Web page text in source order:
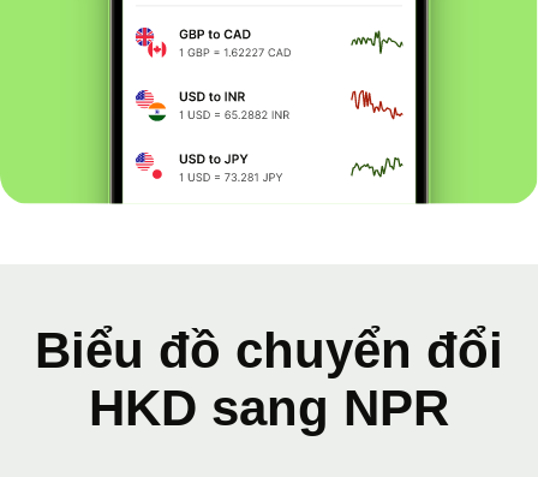
Biểu đồ chuyển đổi
HKD sang NPR